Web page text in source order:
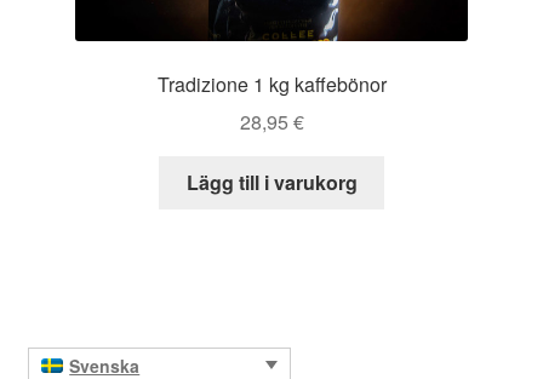
Tradizione 1 kg kaffebönor
28,95 €
Lägg till i varukorg
Svenska